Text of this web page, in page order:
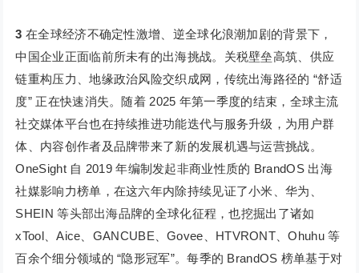
3 在全球经济不确定性激增、逆全球化浪潮加剧的背景下，
中国企业正面临前所未有的出海挑战。关税壁垒高筑、供应
链重构压力、地缘政治风险交织成网，传统出海路径的 “舒适
度” 正在快速消失。随着 2025 年第一季度的结束，全球主流
社交媒体平台也在持续推进功能迭代与服务升级，为用户群
体、内容创作者及品牌带来了新的发展机遇与运营挑战。
OneSight 自 2019 年编制发起非商业性质的 BrandOS 出海
社媒影响力榜单，在这六年内除持续见证了小米、华为、
SHEIN 等头部出海品牌的全球化征程，也挖掘出了诸如
xTool、Aice、GANCUBE、Govee、HTVRONT、Ohuhu 等
百余个细分领域的 “隐形冠军”。每季的 BrandOS 榜单基于对